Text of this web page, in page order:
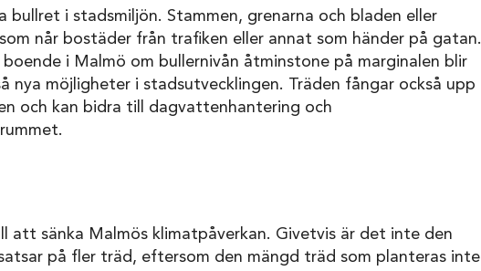
bullret i stadsmiljön. Stammen, grenarna och bladen eller
når bostäder från trafiken eller annat som händer på gatan.
i Malmö om bullernivån åtminstone på marginalen blir
nya möjligheter i stadsutvecklingen. Träden fångar också upp
och kan bidra till dagvattenhantering och
att sänka Malmös klimatpåverkan. Givetvis är det inte den
på fler träd, eftersom den mängd träd som planteras inte